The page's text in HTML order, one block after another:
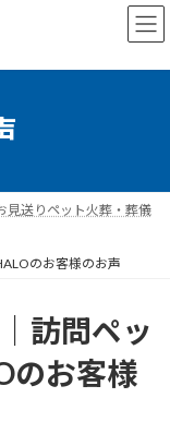
見送りペット火葬・葬儀
のお客様のお声
訪問ペッ
のお客様